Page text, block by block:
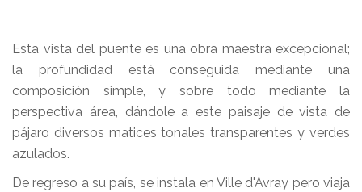
Esta vista del puente es una obra maestra excepcional;
la profundidad está conseguida mediante una
composición simple, y sobre todo mediante la
perspectiva área, dándole a este paisaje de vista de
pájaro diversos matices tonales transparentes y verdes
azulados.
De regreso a su país, se instala en Ville d'Avray pero viaja